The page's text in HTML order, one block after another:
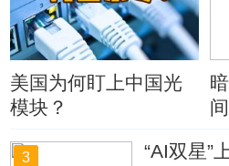
美国为何盯上中国光
模块？
3 “AI双星”